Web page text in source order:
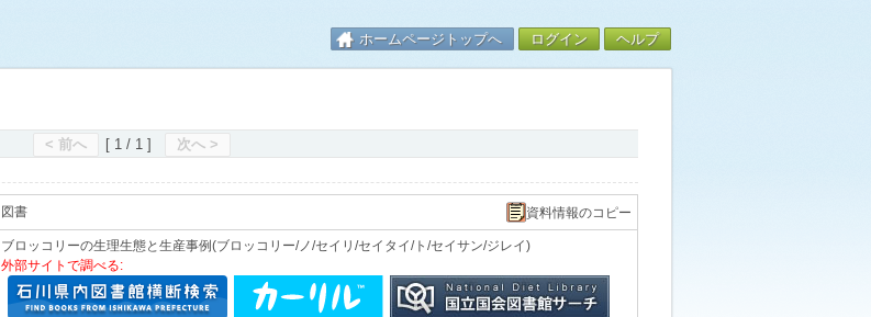
ホームページトップへ ログイン ヘルプ
< 前へ [ 1 / 1 ] 次へ >
図書 資料情報のコピー
ブロッコリーの生理生態と生産事例(ブロッコリー/ノ/セイリ/セイタイ/ト/セイサン/ジレイ)
外部サイトで調べる: